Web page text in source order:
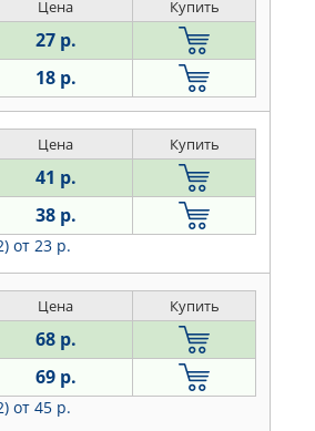
Цена Купить
27 р.
18 р.
Цена Купить
41 р.
38 р.
от 23 р.
Цена Купить
68 р.
69 р.
от 45 р.